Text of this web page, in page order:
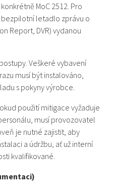
MoC 2512. Pro
bezpilotní letadlo zprávu o
Report, DVR) vydanou
Veškeré vybavení
musí být instalováno,
s pokyny výrobce.
použití mitigace vyžaduje
musí provozovatel
je nutné zajistit, aby
a údržbu, ať už interní
kvalifikované.